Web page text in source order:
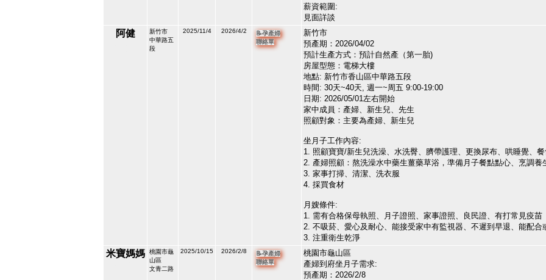
薪資範圍:
見面詳談
阿健
新竹市
中華路五
段
2025/11/4 2026/4/2
📝孕產婦
聯絡單
新竹市
預產期：2026/04/02
預計生產方式：預計自然產（第一胎)
房屋型態：電梯大樓
地點: 新竹市香山區中華路五段
時間: 30天~40天, 週一~周五 9:00-19:00
日期: 2026/05/01左右開始
家中成員：產婦、新生兒、先生
照顧對象：主要為產婦、新生兒
坐月子工作內容:
1. 照顧寶寶/新生兒洗澡、水洗臀、臍帶護理、更換尿布、哄睡覺、
2. 產婦照顧：熬洗澡水中藥生薑藥草浴，準備月子餐點點心、烹調
3. 家事打掃、清潔、洗衣服
4. 採買食材
月嫂條件:
1. 需有合格保母執照、月子證照、家事證照、良民證、有打常見疫苗
2. 不吸菸、愛心及耐心、能接受家中有監視器、不遲到早退、能配合
3. 注重衛生乾淨
米寶媽媽
桃園市龜
山區
文青二路
2025/10/15 2026/2/8
📝孕產婦
聯絡單
桃園市龜山區
產婦到府坐月子需求:
預產期：2026/2/8